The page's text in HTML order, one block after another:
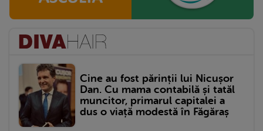
Cine au fost părinții lui Nicușor
Dan. Cu mama contabilă și tatăl
muncitor, primarul capitalei a
dus o viață modestă în Făgăraș